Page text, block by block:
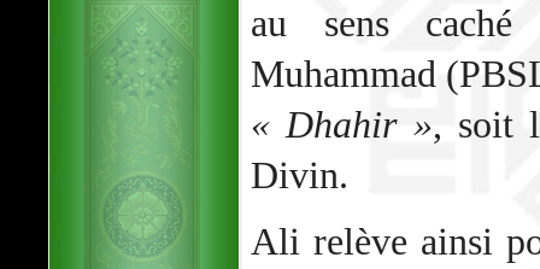
au sens
Muhammad
« Dhahir », soit
Divin.
Ali relève ainsi